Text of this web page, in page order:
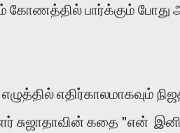
கோணத்தில் பார்க்கும் போது
எதிர்காலமாகவும்
சுஜாதாவின் கதை "என்